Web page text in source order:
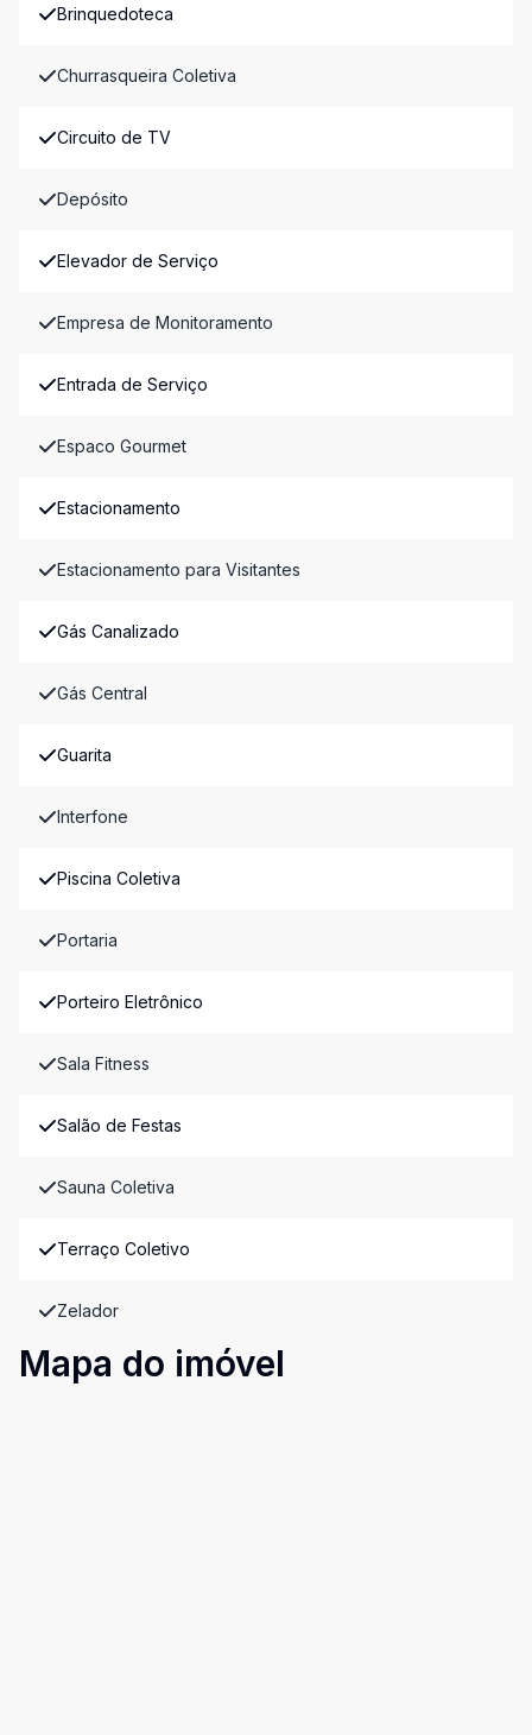
Brinquedoteca
Churrasqueira Coletiva
Circuito de TV
Depósito
Elevador de Serviço
Empresa de Monitoramento
Entrada de Serviço
Espaco Gourmet
Estacionamento
Estacionamento para Visitantes
Gás Canalizado
Gás Central
Guarita
Interfone
Piscina Coletiva
Portaria
Porteiro Eletrônico
Sala Fitness
Salão de Festas
Sauna Coletiva
Terraço Coletivo
Zelador
Mapa do imóvel